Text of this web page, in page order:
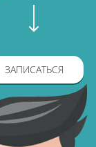
ЗАПИСАТЬСЯ